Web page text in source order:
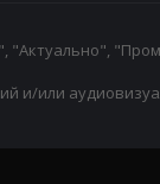
и/или